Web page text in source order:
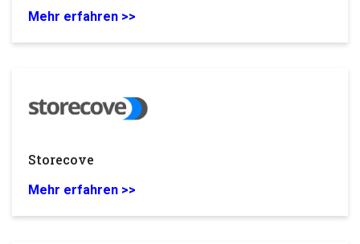
Mehr erfahren >>
Storecove
Mehr erfahren >>